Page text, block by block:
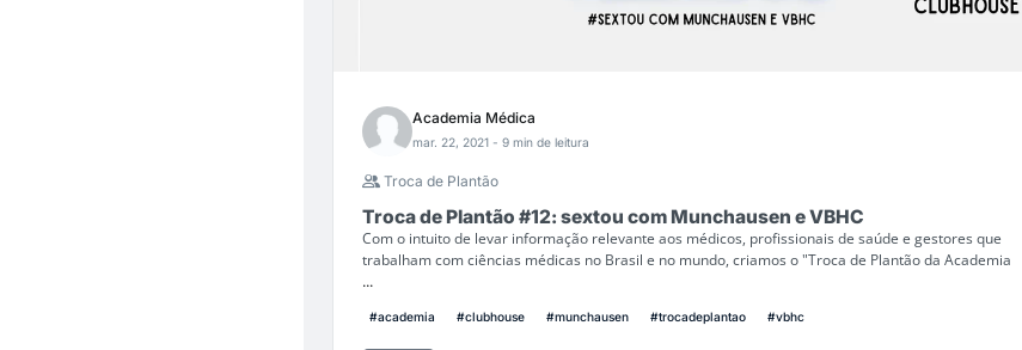
Academia Médica
mar. 22, 2021 - 9 min de leitura
Troca de Plantão
Troca de Plantão #12: sextou com Munchausen e VBHC
Com o intuito de levar informação relevante aos médicos, profissionais de saúde e gestores que
trabalham com ciências médicas no Brasil e no mundo, criamos o "Troca de Plantão da Academia
...
#academia #clubhouse #munchausen #trocadeplantao #vbhc